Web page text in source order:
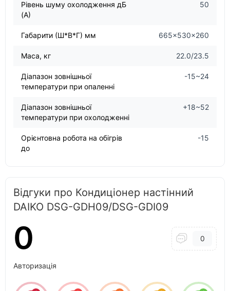
Рівень шуму охолодження дБ
(А)
50
Габарити (Ш*В*Г) мм 665×530×260
Маса, кг 22.0/23.5
Діапазон зовнішньої
температури при опаленні
-15~24
Діапазон зовнішньої
температури при охолодженні
+18~52
Орієнтовна робота на обігрів
до
-15
Відгуки про Кондиціонер настінний
DAIKO DSG-GDH09/DSG-GDI09
0 0
Авторизація